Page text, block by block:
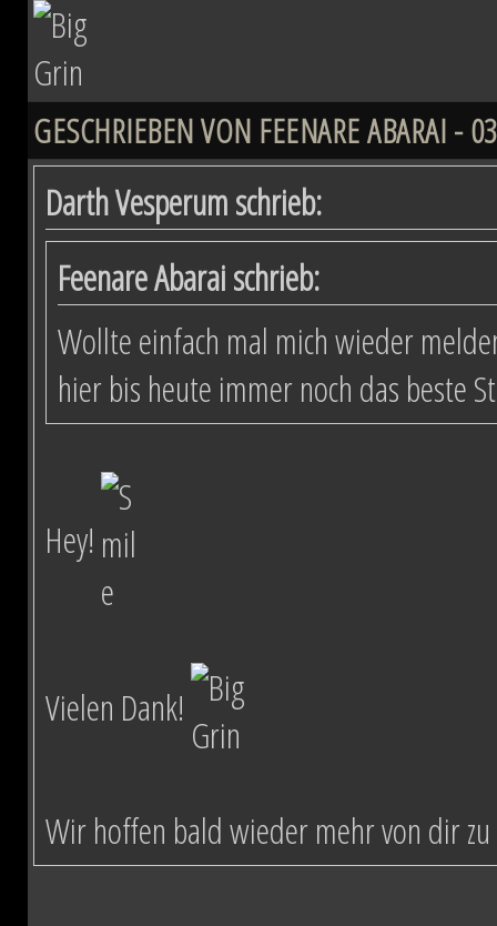
GESCHRIEBEN VON FEENARE ABARAI -
Darth Vesperum schrieb:
Feenare Abarai schrieb:
Wollte einfach mal mich wieder
hier bis heute immer noch das beste
Hey!
Vielen Dank!
Wir hoffen bald wieder mehr von dir